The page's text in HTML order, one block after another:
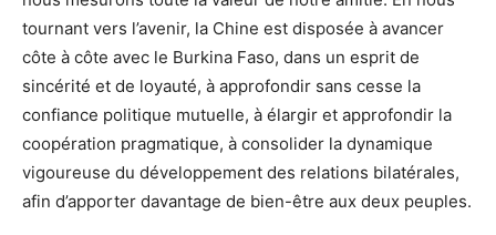
tournant vers l’avenir, la Chine est disposée à avancer
côte à côte avec le Burkina Faso, dans un esprit de
sincérité et de loyauté, à approfondir sans cesse la
confiance politique mutuelle, à élargir et approfondir la
coopération pragmatique, à consolider la dynamique
vigoureuse du développement des relations bilatérales,
afin d’apporter davantage de bien-être aux deux peuples.